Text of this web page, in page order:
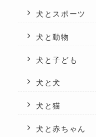
犬とスポーツ
犬と動物
犬と子ども
犬と犬
犬と猫
犬と赤ちゃん